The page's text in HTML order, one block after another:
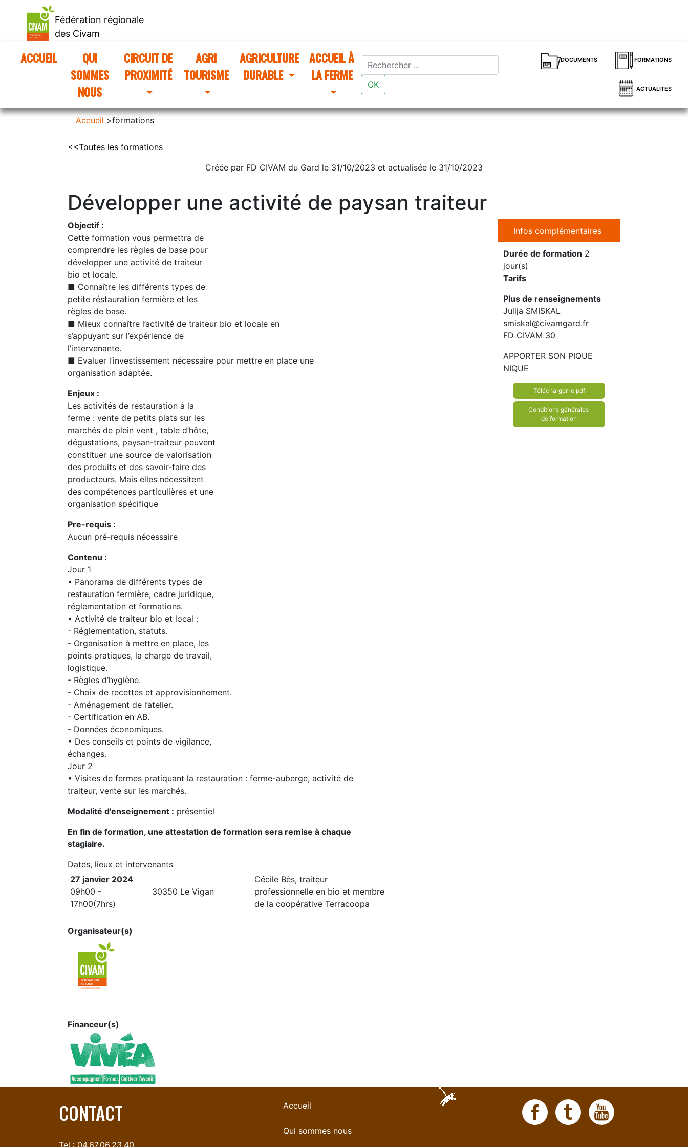
Fédération régionale
des Civam
ACCUEIL(CURRENT)
QUI
SOMMES
NOUS
CIRCUIT DE
PROXIMITÉ
AGRI
TOURISME
AGRICULTURE
DURABLE
ACCUEIL À
LA FERME
OK
DOCUMENTS FORMATIONS
ACTUALITES
Accueil >formations
<<Toutes les formations
Créée par FD CIVAM du Gard le 31/10/2023 et actualisée le 31/10/2023
Développer une activité de paysan traiteur
Objectif :
Cette formation vous permettra de
comprendre les règles de base pour
développer une activité de traiteur
bio et locale.
■ Connaître les différents types de
petite réstauration fermière et les
règles de base.
■ Mieux connaître l’activité de traiteur bio et locale en
s’appuyant sur l’expérience de
l’intervenante.
■ Evaluer l’investissement nécessaire pour mettre en place une
organisation adaptée.
Enjeux :
Les activités de restauration à la
ferme : vente de petits plats sur les
marchés de plein vent , table d’hôte,
dégustations, paysan-traiteur peuvent
constituer une source de valorisation
des produits et des savoir-faire des
producteurs. Mais elles nécessitent
des compétences particulières et une
organisation spécifique
Pre-requis :
Aucun pré-requis nécessaire
Contenu :
Jour 1
• Panorama de différents types de
restauration fermière, cadre juridique,
réglementation et formations.
• Activité de traiteur bio et local :
- Réglementation, statuts.
- Organisation à mettre en place, les
points pratiques, la charge de travail,
logistique.
- Règles d’hygiène.
- Choix de recettes et approvisionnement.
- Aménagement de l’atelier.
- Certification en AB.
- Données économiques.
• Des conseils et points de vigilance,
échanges.
Jour 2
• Visites de fermes pratiquant la restauration : ferme-auberge, activité de
traiteur, vente sur les marchés.
Modalité d'enseignement : présentiel
En fin de formation, une attestation de formation sera remise à chaque
stagiaire.
Infos complémentaires
Durée de formation 2
jour(s)
Tarifs
Plus de renseignements
Julija SMISKAL
smiskal@civamgard.fr
FD CIVAM 30
APPORTER SON PIQUE
NIQUE
Télécharger le pdf
Conditions générales
de formation
Dates, lieux et intervenants
27 janvier 2024
09h00 -
17h00(7hrs)
30350 Le Vigan
Cécile Bès, traiteur
professionnelle en bio et membre
de la coopérative Terracoopa
Organisateur(s)
Financeur(s)
CONTACT
Tel : 04.67.06.23.40
Accueil
Qui sommes nous